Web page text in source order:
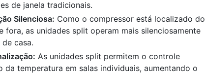
de janela tradicionais.
Silenciosa: Como o compressor está localizado do
fora, as unidades split operam mais silenciosamente
casa.
As unidades split permitem o controle
da temperatura em salas individuais, aumentando o